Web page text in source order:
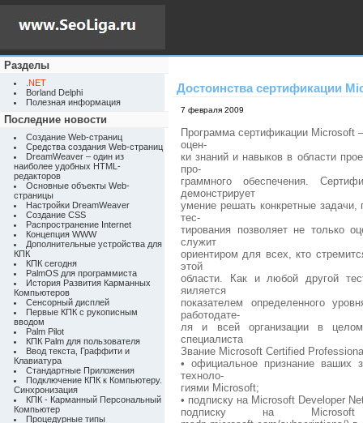
Разделы
.NET
Borland Delphi
Полезная информация
Последние новости
Создание Web-страниц
Средства создания Web-страниц
DreamWeaver – один из
наиболее удобных HTML-
редакторов
Основные объекты Web-
страницы
Настройки DreamWeaver
Создание CSS
Распространение Internet
Концепция WWW
Дополнительные устройства для
КПК
КПК сегодня
PalmOS для программиста
История Развития Карманных
Компьютеров
Сенсорный дисплей
Первые КПК с рукописным
вводом
Palm Pilot
КПК Palm для пользователя
Ввод текста, Граффити и
Клавиатура
Стандартные Приложения
Подключение КПК к Компьютеру.
Синхронизация
КПК - Карманный Персональный
Компьютер
Процедурные типы
Достоинства сертификации
7 февраля 2009
Программа сертификации Microsoft
оцен-
ки знаний и навыков в области
про-
граммного обеспечения.
демонстрирует
умение решать конкретные
тес-
тирования позволяет не только
служит
ориентиром для всех, кто
этой
области. Как и любой другой
яиляется
показателем определенного
работодате-
ля и всей организации в
специалиста
Звание Microsoft Certified
• официальное признание ваших
техноло-
гиями Microsoft;
• подписку на Microsoft Developer
подписку на